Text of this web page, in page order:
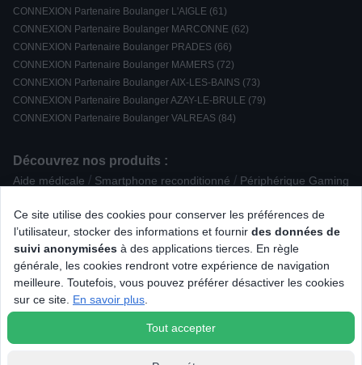
Ce site utilise des cookies pour conserver les préférences de
l’utilisateur, stocker des informations et fournir des données de
suivi anonymisées à des applications tierces. En règle
générale, les cookies rendront votre expérience de navigation
meilleure. Toutefois, vous pouvez préférer désactiver les cookies
sur ce site. En savoir plus
Tout accepter
CONNEXION Partenaire Boulanger L'AIGLE (61)
CONNEXION Partenaire Boulanger MARCONNE (62)
CONNEXION Partenaire Boulanger PRADES (66)
CONNEXION Partenaire Boulanger MAMERS (72)
CONNEXION Partenaire Boulanger AIX-LES-BAINS (73)
CONNEXION Partenaire Boulanger AZAY-LE-BRULE (79)
CONNEXION Partenaire Boulanger VALREAS (84)
Découvrez nos produits :
Aide médicale / Smartphone reconditionné / Périphérique Gaming
/ Domino / Dac / Micro-ondes encastrable / Centre de repassage
Grille-pain / Enceinte Encastrable / Radio CD / K7 /
Friteuse / Airfryer Multiprise parafoudre Enceinte Wi-Fi / Airplay
Pack Cinéma 5.1 / Plaque de cuisson posable
/ Hygiène dentaire / Micro-ondes gril
Caméra / Tondeuse à cheveux